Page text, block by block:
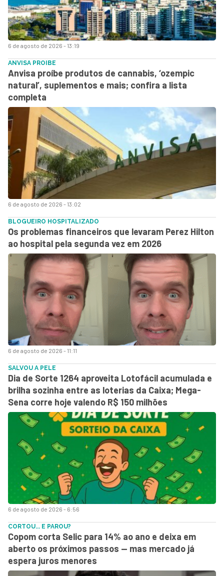
6 de agosto de 2026 - 13:19
6 de agosto de 2026 - 13:02
ANVISA PROIBE
Anvisa proíbe produtos de cannabis, ‘ozempic
natural’, suplementos e mais; confira a lista
completa
6 de agosto de 2026 - 11:11
BLOGUEIRO HOSPITALIZADO
Os problemas financeiros que levaram Perez Hilton
ao hospital pela segunda vez em 2026
6 de agosto de 2026 - 6:56
SALVOU A PELE
Dia de Sorte 1264 aproveita Lotofácil acumulada e
brilha sozinha entre as loterias da Caixa; Mega-
Sena corre hoje valendo R$ 150 milhões
CORTOU... E PAROU?
Copom corta Selic para 14% ao ano e deixa em
aberto os próximos passos — mas mercado já
espera juros menores